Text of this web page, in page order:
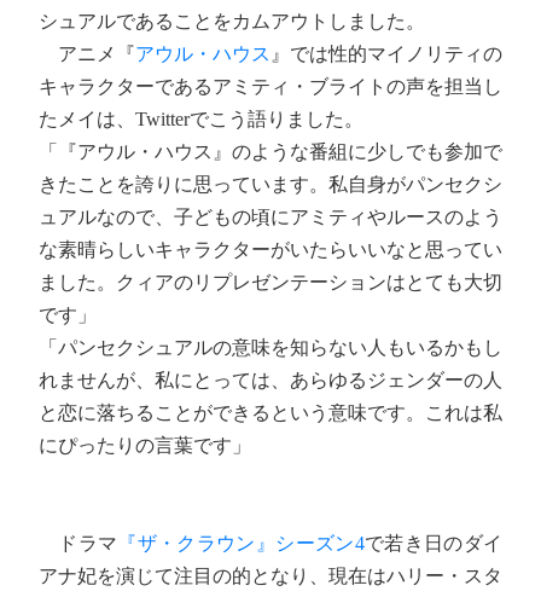
シュアルであることをカムアウトしました。
アニメ『アウル・ハウス 』では性的マイノリティの
キャラクターであるアミティ・ブライトの声を担当し
たメイは、Twitterでこう語りました。
「『アウル・ハウス』のような番組に少しでも参加で
きたことを誇りに思っています。私自身がパンセクシ
ュアルなので、子どもの頃にアミティやルースのよう
な素晴らしいキャラクターがいたらいいなと思ってい
ました。クィアのリプレゼンテーションはとても大切
です」
「パンセクシュアルの意味を知らない人もいるかもし
れませんが、私にとっては、あらゆるジェンダーの人
と恋に落ちることができるという意味です。これは私
にぴったりの言葉です」
ドラマ 『ザ・クラウン』シーズン4で若き日のダイ
アナ妃を演じて注目の的となり、現在はハリー・スタ